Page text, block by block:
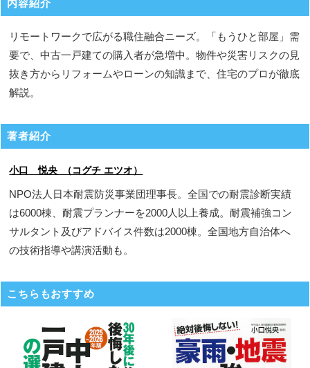
内容紹介
リモートワークで広がる職住融合ニーズ。「もうひと部屋」需
要で、中古一戸建ての購入者が急増中。物件や災害リスクの見
抜き方からリフォームやローンの知識まで、住宅のプロが徹底
解説。
著者紹介
小口 悦央 （コグチ エツオ）
NPO法人日本耐震防災事業団理事長。全国での耐震診断実績
は6000棟、耐震プランナーを2000人以上養成。耐震補強コン
サルタント及びアドバイス件数は2000棟。全国地方自治体へ
の技術指導や講演活動も。
こちらもおすすめ